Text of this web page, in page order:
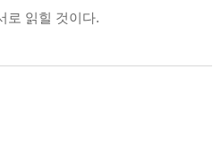
로 읽힐 것이다.